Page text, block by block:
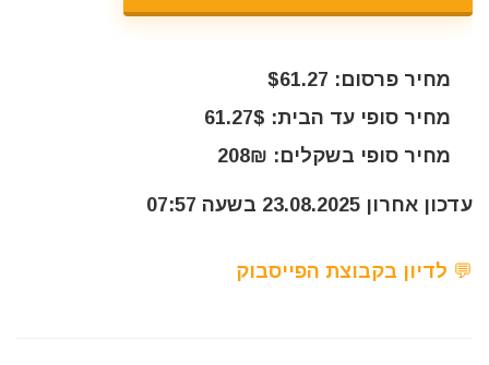
מחיר פרסום: $61.27
מחיר סופי עד הבית: 61.27$
מחיר סופי בשקלים: 208₪
עדכון אחרון 23.08.2025 בשעה 07:57
💬 לדיון בקבוצת הפייסבוק